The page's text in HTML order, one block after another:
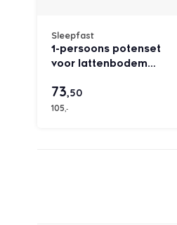
Sleepfast
1-persoons potenset
voor lattenbodem
73,50
105,-